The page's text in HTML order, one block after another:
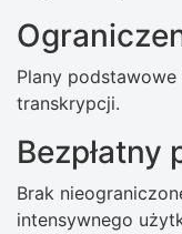
Plany
transkrypcji.
Bezpłatny
Brak
intensywnego